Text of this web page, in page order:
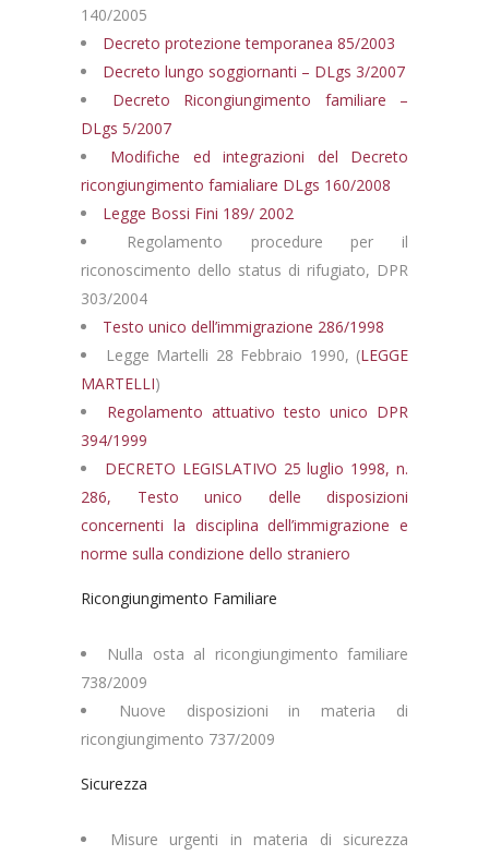
140/2005
Decreto protezione temporanea 85/2003
Decreto lungo soggiornanti – DLgs 3/2007
Decreto Ricongiungimento familiare –
DLgs 5/2007
Modifiche ed integrazioni del Decreto
ricongiungimento famialiare DLgs 160/2008
Legge Bossi Fini 189/ 2002
Regolamento procedure per il
riconoscimento dello status di rifugiato, DPR
303/2004
Testo unico dell’immigrazione 286/1998
Legge Martelli 28 Febbraio 1990, (LEGGE
MARTELLI)
Regolamento attuativo testo unico DPR
394/1999
DECRETO LEGISLATIVO 25 luglio 1998, n.
286, Testo unico delle disposizioni
concernenti la disciplina dell’immigrazione e
norme sulla condizione dello straniero
Ricongiungimento Familiare
Nulla osta al ricongiungimento familiare
738/2009
Nuove disposizioni in materia di
ricongiungimento 737/2009
Sicurezza
Misure urgenti in materia di sicurezza